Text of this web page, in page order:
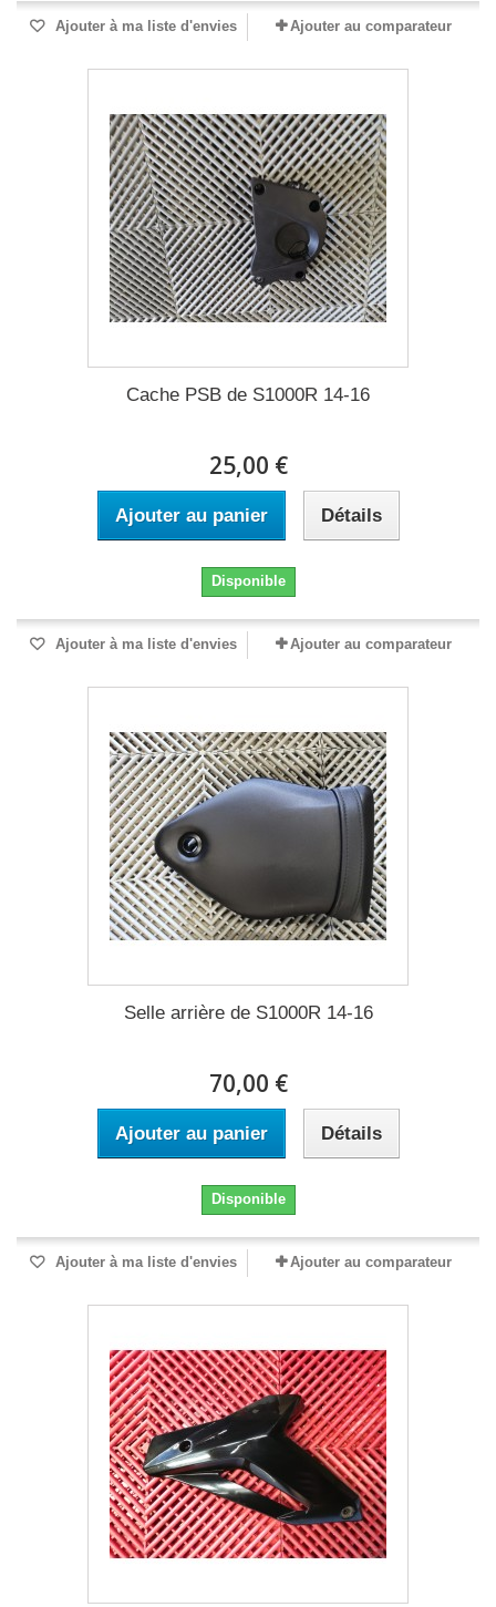
Ajouter à ma liste d'envies Ajouter au comparateur
Cache PSB de S1000R 14-16
25,00 €
Ajouter au panier Détails
Disponible
Ajouter à ma liste d'envies Ajouter au comparateur
Selle arrière de S1000R 14-16
70,00 €
Ajouter au panier Détails
Disponible
Ajouter à ma liste d'envies Ajouter au comparateur